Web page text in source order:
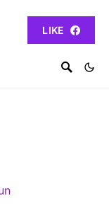
LIKE